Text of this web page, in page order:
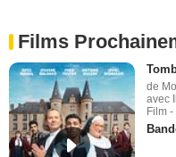
Films
de
avec
Film